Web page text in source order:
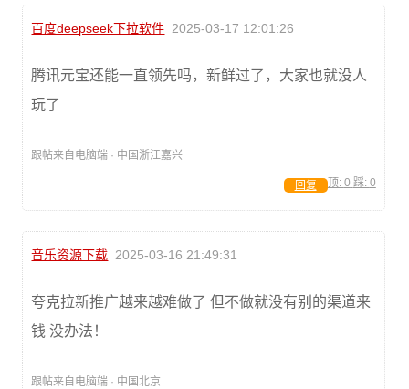
百度deepseek下拉软件 2025-03-17 12:01:26
腾讯元宝还能一直领先吗，新鲜过了，大家也就没人
玩了
跟帖来自电脑端 · 中国浙江嘉兴
顶: 0 踩: 0
回复
音乐资源下载 2025-03-16 21:49:31
夸克拉新推广越来越难做了 但不做就没有别的渠道来
钱 没办法！
跟帖来自电脑端 · 中国北京